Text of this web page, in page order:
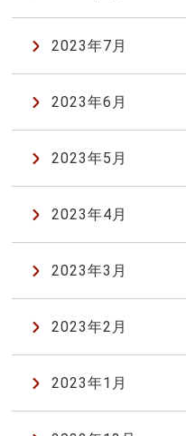
2023年7月
2023年6月
2023年5月
2023年4月
2023年3月
2023年2月
2023年1月